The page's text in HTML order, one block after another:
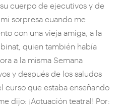
cuerpo de ejecutivos y de
sorpresa cuando me
con una vieja amiga, a la
quien también había
a la misma Semana
y después de los saludos
que estaba enseñando
dijo: ¡Actuación teatral! Por: